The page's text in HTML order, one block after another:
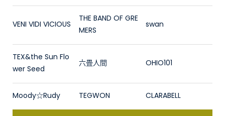
VENI VIDI VICIOUS
THE BAND OF GRE
MERS
swan
TEX&the Sun Flo
wer Seed
六畳人間 OHIO101
Moody☆Rudy TEGWON CLARABELL